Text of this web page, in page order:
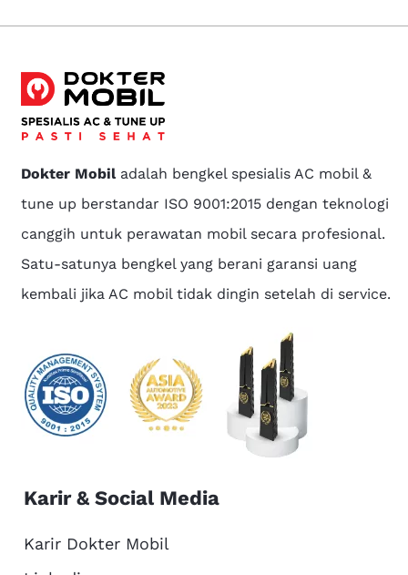
Dokter Mobiladalah bengkel spesialis AC mobil &
tune up berstandar ISO 9001:2015 dengan teknologi
canggih untuk perawatan mobil secara profesional.
Satu-satunya bengkel yang berani garansi uang
kembali jika AC mobil tidak dingin setelah di service.
Karir & Social Media
Karir Dokter Mobil